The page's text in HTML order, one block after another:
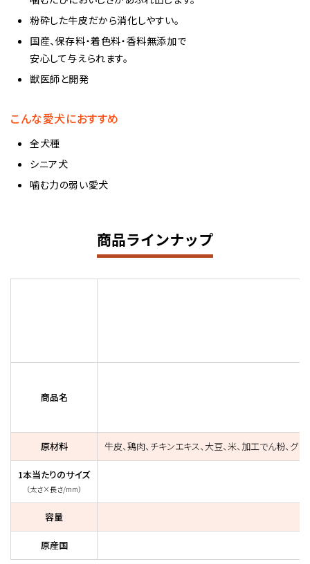
粉砕した牛皮だから消化しやすい。
国産、保存料・着色料・香料無添加で
安心して与えられます。
獣医師と開発
こんな愛犬におすすめ
全犬種
シニア犬
噛む力の弱い愛犬
商品ラインナップ
商品名
原材料 牛皮、鶏肉、チキンエキス、大豆、米、加工でん粉、グ
1本当たりのサイズ
（太さ×長さ/mm）
容量
原産国